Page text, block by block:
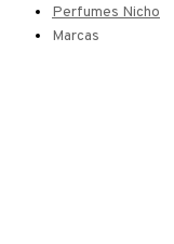
Perfumes Nicho
Marcas